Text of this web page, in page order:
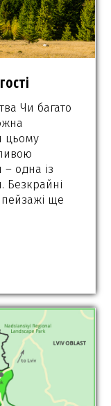
Чи багато
цьому
одна із
Безкрайні
пейзажі ще